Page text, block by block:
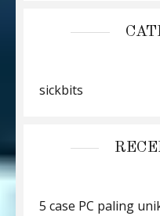
sickbits
5 case PC paling